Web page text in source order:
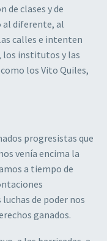
de clases y de
al diferente, al
calles e intenten
los institutos y las
los Vito Quiles,
progresistas que
venía encima la
a tiempo de
de poder nos
ganados.